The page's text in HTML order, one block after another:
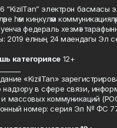
“KizilTan” электрон басмасы
һәм киңкүләм
федераль хезмәт
2019 елның 24 маендагы
категориясе12+
«KizilTan»
в сфере связи,
и массовых коммуникаций
номер: серия Эл № ФС